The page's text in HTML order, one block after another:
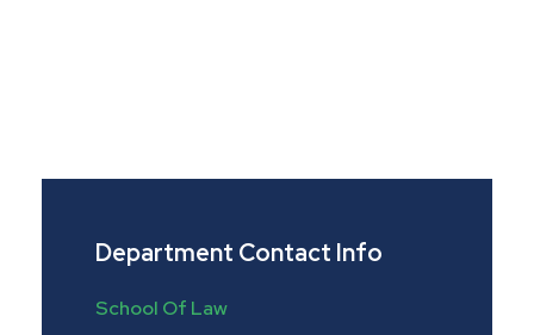
Department Contact Info
School Of Law